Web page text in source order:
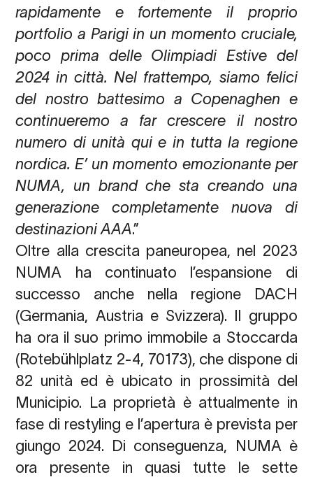
rapidamente e fortemente il proprio
portfolio a Parigi in un momento cruciale,
poco prima delle Olimpiadi Estive del
2024 in città. Nel frattempo, siamo felici
del nostro battesimo a Copenaghen e
continueremo a far crescere il nostro
numero di unità qui e in tutta la regione
nordica. E’ un momento emozionante per
NUMA, un brand che sta creando una
generazione completamente nuova di
destinazioni AAA.”
Oltre alla crescita paneuropea, nel 2023
NUMA ha continuato l’espansione di
successo anche nella regione DACH
(Germania, Austria e Svizzera). Il gruppo
ha ora il suo primo immobile a Stoccarda
(Rotebühlplatz 2-4, 70173), che dispone di
82 unità ed è ubicato in prossimità del
Municipio. La proprietà è attualmente in
fase di restyling e l’apertura è prevista per
giungo 2024. Di conseguenza, NUMA è
ora presente in quasi tutte le sette